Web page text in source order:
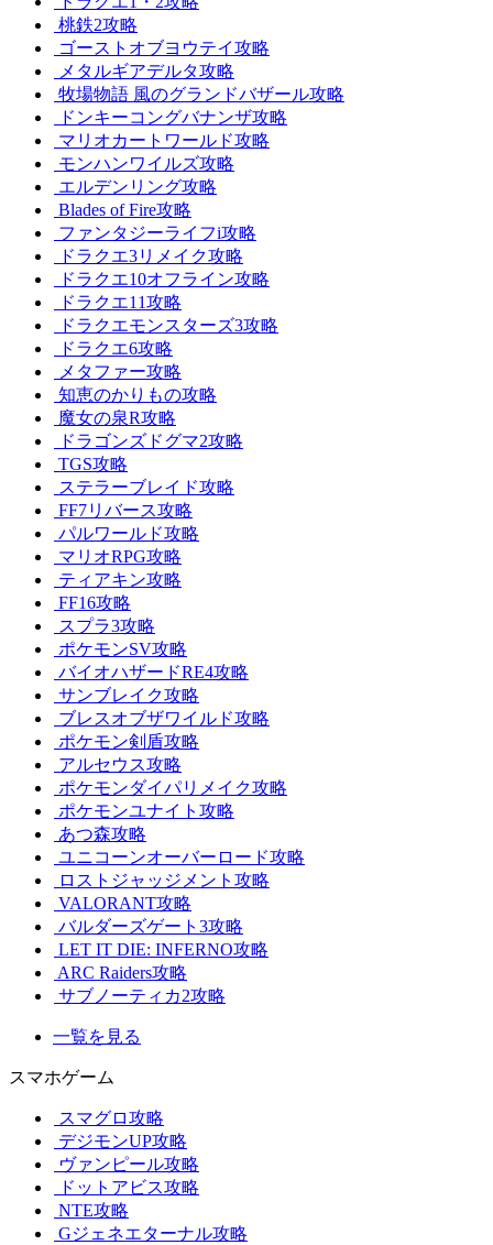
桃鉄2攻略
ゴーストオブヨウテイ攻略
メタルギアデルタ攻略
牧場物語 風のグランドバザール攻略
ドンキーコングバナンザ攻略
マリオカートワールド攻略
モンハンワイルズ攻略
エルデンリング攻略
Blades of Fire攻略
ファンタジーライフi攻略
ドラクエ3リメイク攻略
ドラクエ10オフライン攻略
ドラクエ11攻略
ドラクエモンスターズ3攻略
ドラクエ6攻略
メタファー攻略
知恵のかりもの攻略
魔女の泉R攻略
ドラゴンズドグマ2攻略
TGS攻略
ステラーブレイド攻略
FF7リバース攻略
パルワールド攻略
マリオRPG攻略
ティアキン攻略
FF16攻略
スプラ3攻略
ポケモンSV攻略
バイオハザードRE4攻略
サンブレイク攻略
ブレスオブザワイルド攻略
ポケモン剣盾攻略
アルセウス攻略
ポケモンダイパリメイク攻略
ポケモンユナイト攻略
あつ森攻略
ユニコーンオーバーロード攻略
ロストジャッジメント攻略
VALORANT攻略
バルダーズゲート3攻略
LET IT DIE: INFERNO攻略
ARC Raiders攻略
サブノーティカ2攻略
一覧を見る
スマホゲーム
スマグロ攻略
デジモンUP攻略
ヴァンピール攻略
ドットアビス攻略
NTE攻略
Gジェネエターナル攻略